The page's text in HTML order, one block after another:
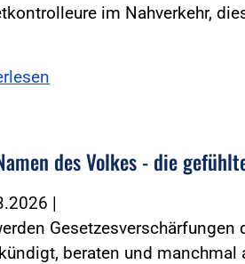
im Nahverkehr,
des Volkes - die
|
Gesetzesverschärfungen
beraten und manchmal